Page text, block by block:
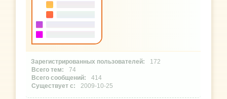
172
74
414
2009-10-25